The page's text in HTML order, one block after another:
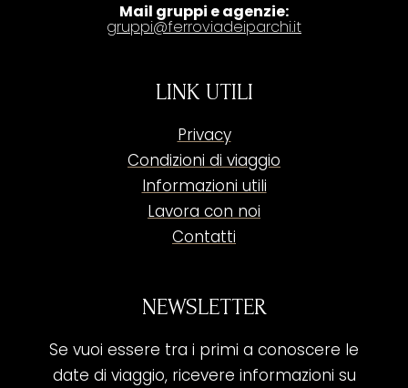
Mail gruppi e agenzie:
gruppi@ferroviadeiparchi.it
LINK UTILI
Privacy
Condizioni di viaggio
Informazioni utili
Lavora con noi
Contatti
NEWSLETTER
Se vuoi essere tra i primi a conoscere le
date di viaggio, ricevere informazioni su